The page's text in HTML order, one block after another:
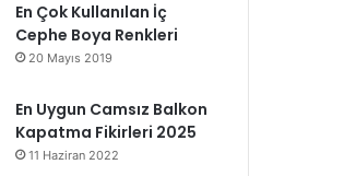
En Çok Kullanılan İç
Cephe Boya Renkleri
20 Mayıs 2019
En Uygun Camsız Balkon
Kapatma Fikirleri 2025
11 Haziran 2022